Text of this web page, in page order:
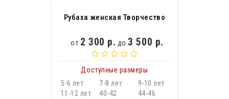
Рубаха женская Творчество
от 2 300 р. до3 500 р.
Доступные размеры
5-6 лет
7-8 лет
9-10 лет
11-12 лет
40-42
44-46